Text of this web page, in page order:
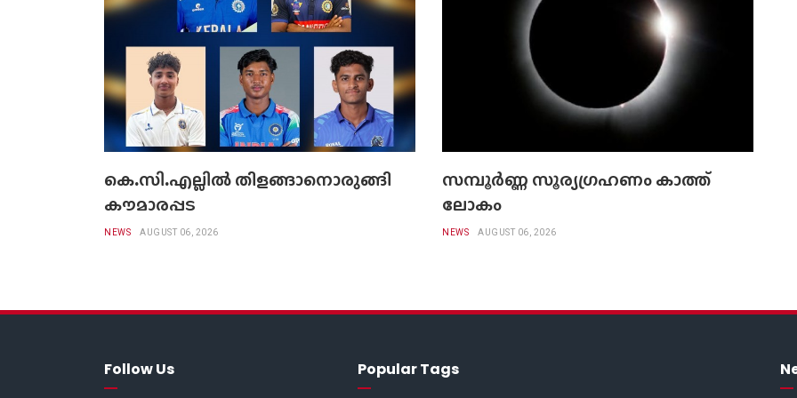
കെ.സി.എല്ലിൽ തിളങ്ങാനൊരുങ്ങി
കൗമാരപ്പട
NEWS AUGUST 06, 2026
സമ്പൂർണ്ണ സൂര്യഗ്രഹണം കാത്ത്
ലോകം
NEWS AUGUST 06, 2026
Follow Us Popular Tags